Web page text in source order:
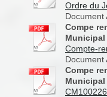
Ordre du
Document
Compe
Municipal
Compte-
Document
Compe
Municipal